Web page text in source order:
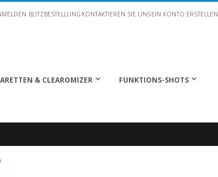
BLITZBESTELLUNG KONTAKTIEREN SIE UNSEIN KONTO ERSTELLEN
& CLEAROMIZER FUNKTIONS-SHOTS